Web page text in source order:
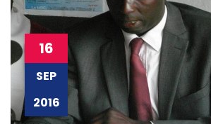
16
SEP
2016